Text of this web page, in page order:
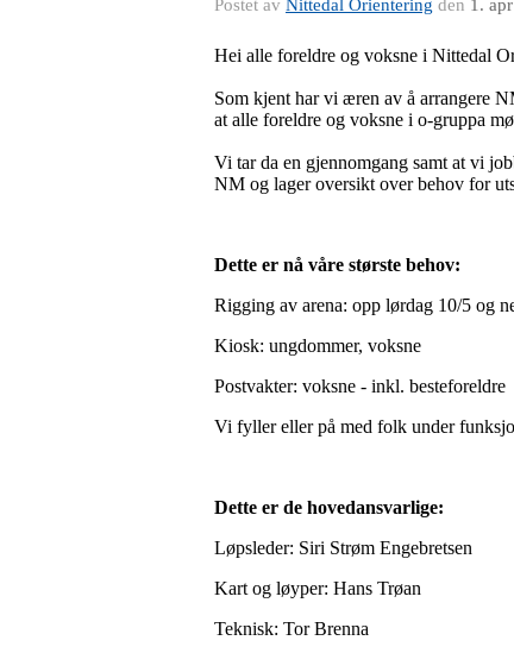
Postet av Nittedal Orientering den 1.
Hei alle foreldre og voksne i Nittedal
Som kjent har vi æren av å arrangere
at alle foreldre og voksne i o-gruppa
Vi tar da en gjennomgang samt at vi
NM og lager oversikt over behov for
Dette er nå våre største behov:
Rigging av arena: opp lørdag 10/5 og
Kiosk: ungdommer, voksne
Postvakter: voksne - inkl. besteforeldre
Vi fyller eller på med folk under
Dette er de hovedansvarlige:
Løpsleder: Siri Strøm Engebretsen
Kart og løyper: Hans Trøan
Teknisk: Tor Brenna